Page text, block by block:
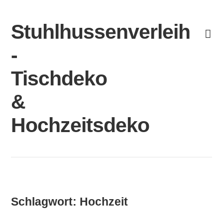
content
Stuhlhussenverleih
-
Tischdeko
&
Hochzeitsdeko
Schlagwort: Hochzeit